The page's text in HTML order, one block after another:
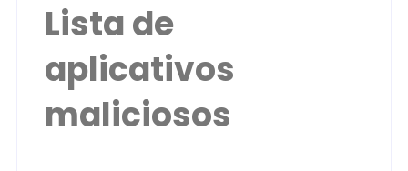
Lista de
aplicativos
maliciosos